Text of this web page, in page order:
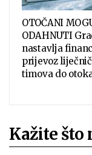
OTOČANI
ODAHNUTI
nastavlja
prijevoz
timova do
Kažite što